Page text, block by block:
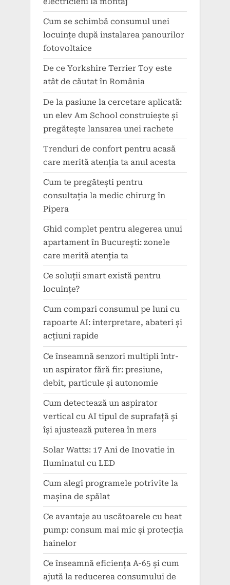
Cum se schimbă consumul unei
locuințe după instalarea panourilor
fotovoltaice
De ce Yorkshire Terrier Toy este
atât de căutat în România
De la pasiune la cercetare aplicată:
un elev Am School construiește și
pregătește lansarea unei rachete
Trenduri de confort pentru acasă
care merită atenția ta anul acesta
Cum te pregătești pentru
consultația la medic chirurg în
Pipera
Ghid complet pentru alegerea unui
apartament în București: zonele
care merită atenția ta
Ce soluții smart există pentru
locuințe?
Cum compari consumul pe luni cu
rapoarte AI: interpretare, abateri și
acțiuni rapide
Ce înseamnă senzori multipli într-
un aspirator fără fir: presiune,
debit, particule și autonomie
Cum detectează un aspirator
vertical cu AI tipul de suprafață și
își ajustează puterea în mers
Solar Watts: 17 Ani de Inovatie in
Iluminatul cu LED
Cum alegi programele potrivite la
mașina de spălat
Ce avantaje au uscătoarele cu heat
pump: consum mai mic și protecția
hainelor
Ce înseamnă eficiența A-65 și cum
ajută la reducerea consumului de